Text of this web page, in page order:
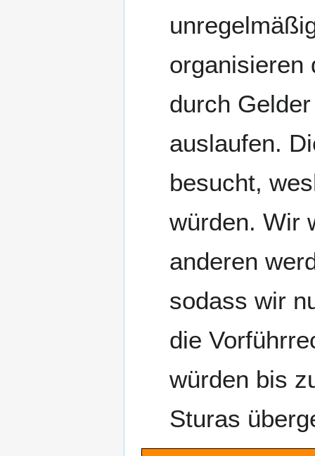
organisieren
durch
auslaufen.
besucht,
würden. Wir
anderen
sodass wir
die
würden bis
Sturas